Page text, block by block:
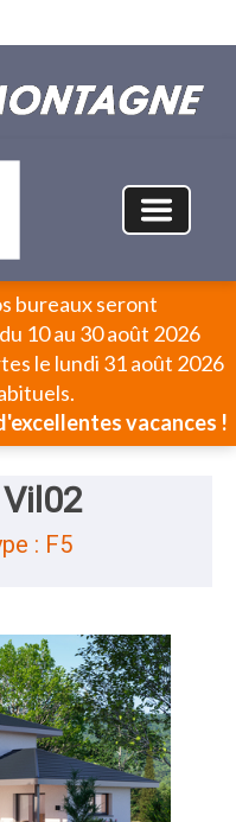
bureaux seront
10 au 30 août 2026
le lundi 31 août 2026
vacances !
: F5